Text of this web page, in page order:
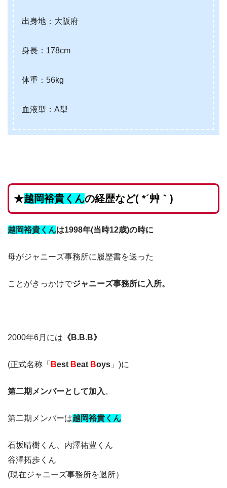
出身地：大阪府
身長：178cm
体重：56kg
血液型：A型
★越岡裕貴くんの経歴など( *´艸｀)
越岡裕貴くんは1998年(当時12歳)の時に
母がジャニーズ事務所に履歴書を送った
ことがきっかけでジャニーズ事務所に入所。
2000年6月には 《B.B.B》
(正式名称「 Best Beat Boys 」)に
第二期メンバーとして加入。
第二期メンバーは越岡裕貴くん
石坂晴樹くん、内澤祐豊くん
谷澤拓歩くん
(現在ジャニーズ事務所を退所）